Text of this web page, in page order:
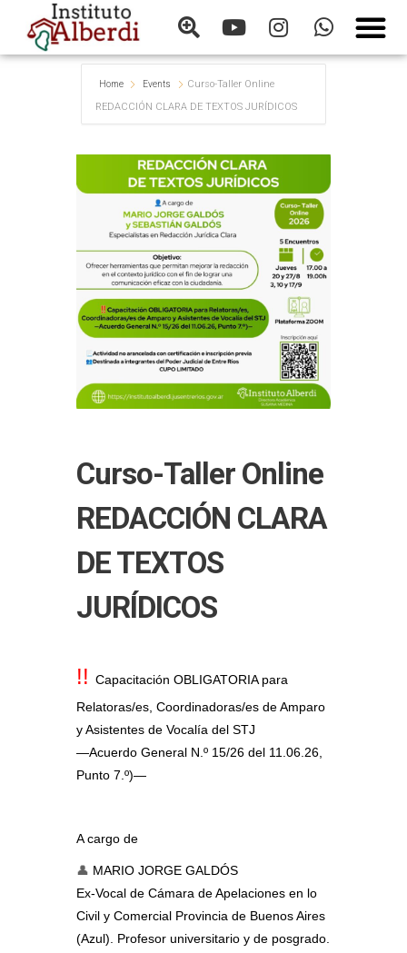
Home Events
Curso-Taller Online
REDACCIÓN CLARA DE TEXTOS JURÍDICOS
Curso-Taller Online
REDACCIÓN CLARA
DE TEXTOS
JURÍDICOS
!! Capacitación OBLIGATORIA para
Relatoras/es, Coordinadoras/es de Amparo
y Asistentes de Vocalía del STJ
—Acuerdo General N.º 15/26 del 11.06.26,
Punto 7.º)—
A cargo de
👤 MARIO JORGE GALDÓS
Ex-Vocal de Cámara de Apelaciones en lo
Civil y Comercial Provincia de Buenos Aires
(Azul). Profesor universitario y de posgrado.